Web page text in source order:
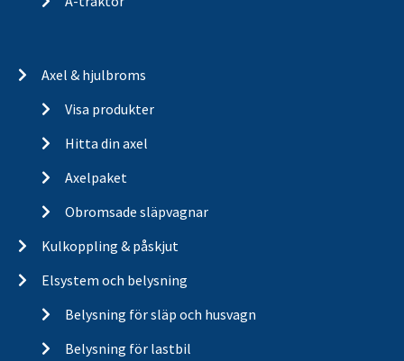
Axel & hjulbroms
Visa produkter
Hitta din axel
Axelpaket
Obromsade släpvagnar
Kulkoppling & påskjut
Elsystem och belysning
Belysning för släp och husvagn
Belysning för lastbil